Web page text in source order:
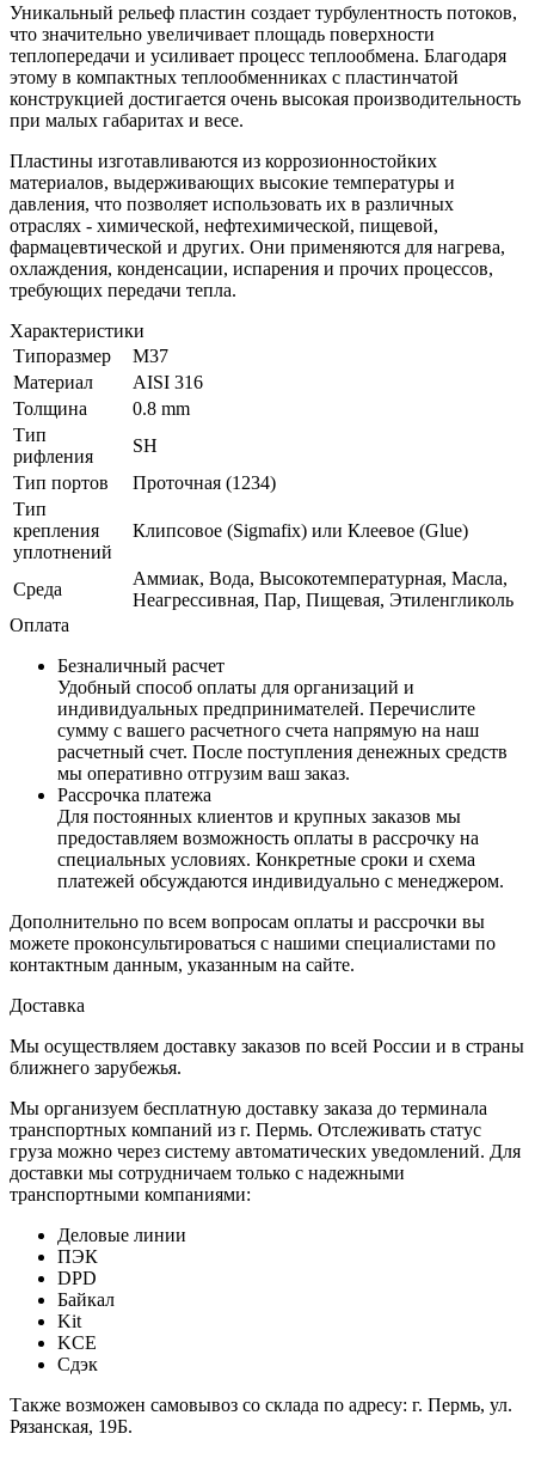
Уникальный рельеф пластин создает турбулентность потоков,
что значительно увеличивает площадь поверхности
теплопередачи и усиливает процесс теплообмена. Благодаря
этому в компактных теплообменниках с пластинчатой
конструкцией достигается очень высокая производительность
при малых габаритах и весе.
Пластины изготавливаются из коррозионностойких
материалов, выдерживающих высокие температуры и
давления, что позволяет использовать их в различных
отраслях - химической, нефтехимической, пищевой,
фармацевтической и других. Они применяются для нагрева,
охлаждения, конденсации, испарения и прочих процессов,
требующих передачи тепла.
Характеристики
Типоразмер
M37
Материал
AISI 316
Толщина
0.8 mm
Тип
рифления
SH
Тип портов
Проточная (1234)
Тип
крепления
уплотнений
Клипсовое (Sigmafix) или Клеевое (Glue)
Среда
Аммиак, Вода, Высокотемпературная, Масла,
Неагрессивная, Пар, Пищевая, Этиленгликоль
Оплата
Безналичный расчет
Удобный способ оплаты для организаций и
индивидуальных предпринимателей. Перечислите
сумму с вашего расчетного счета напрямую на наш
расчетный счет. После поступления денежных средств
мы оперативно отгрузим ваш заказ.
Рассрочка платежа
Для постоянных клиентов и крупных заказов мы
предоставляем возможность оплаты в рассрочку на
специальных условиях. Конкретные сроки и схема
платежей обсуждаются индивидуально с менеджером.
Дополнительно по всем вопросам оплаты и рассрочки вы
можете проконсультироваться с нашими специалистами по
контактным данным, указанным на сайте.
Доставка
Мы осуществляем доставку заказов по всей России и в страны
ближнего зарубежья.
Мы организуем бесплатную доставку заказа до терминала
транспортных компаний из г. Пермь. Отслеживать статус
груза можно через систему автоматических уведомлений. Для
доставки мы сотрудничаем только с надежными
транспортными компаниями:
Деловые линии
ПЭК
DPD
Байкал
Kit
KCE
Сдэк
Также возможен самовывоз со склада по адресу: г. Пермь, ул.
Рязанская, 19Б.